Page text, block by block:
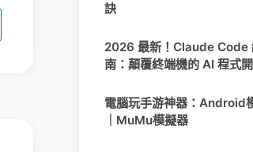
訣
2026 最新！Claude Code
南：顛覆終端機的 AI 程式
電腦玩手游神器：Android
｜MuMu模擬器